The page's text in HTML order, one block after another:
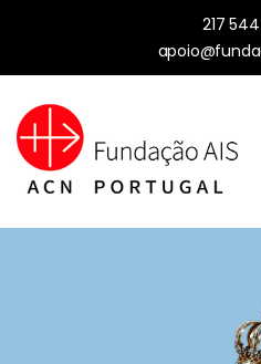
217